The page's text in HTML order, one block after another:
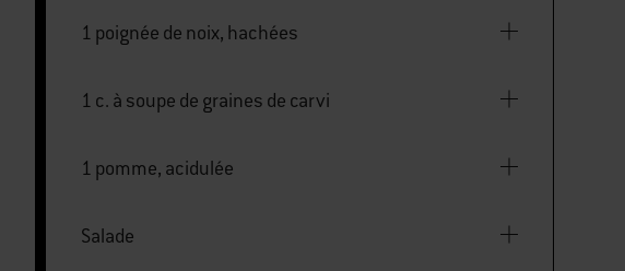
1 poignée de noix, hachées
1 c. à soupe de graines de carvi
1 pomme, acidulée
Salade